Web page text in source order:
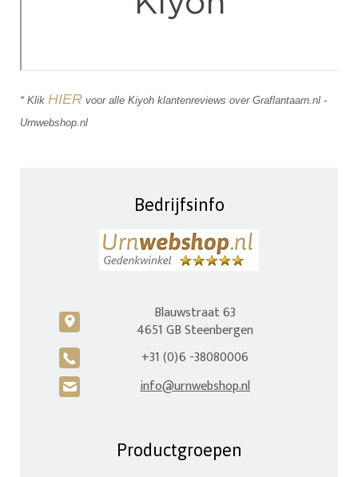
* Klik HIER voor alle Kiyoh klantenreviews over Graflantaarn.nl -
Urnwebshop.nl
Bedrijfsinfo
c
Blauwstraat 63
4651 GB Steenbergen
A +31 (0)6 -38080006
H info@urnwebshop.nl
Productgroepen